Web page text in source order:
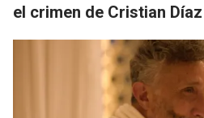
el crimen de Cristian